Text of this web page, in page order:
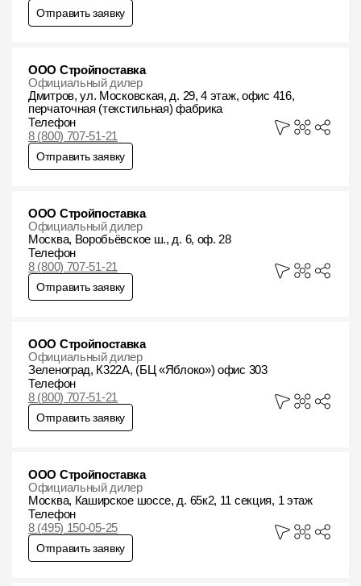
Отправить заявку
ООО Стройпоставка
Официальный дилер
Дмитров, ул. Московская, д. 29, 4 этаж, офис 416,
перчаточная (текстильная) фабрика
Телефон
8 (800) 707-51-21
Отправить заявку
ООО Стройпоставка
Официальный дилер
Москва, Воробьёвское ш., д. 6, оф. 28
Телефон
8 (800) 707-51-21
Отправить заявку
ООО Стройпоставка
Официальный дилер
Зеленоград, К322А, (БЦ «Яблоко») офис 303
Телефон
8 (800) 707-51-21
Отправить заявку
ООО Стройпоставка
Официальный дилер
Москва, Каширское шоссе, д. 65к2, 11 секция, 1 этаж
Телефон
8 (495) 150-05-25
Отправить заявку